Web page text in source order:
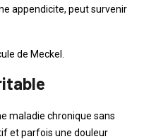
appendicite, peut survenir
de Meckel.
maladie chronique sans
et parfois une douleur